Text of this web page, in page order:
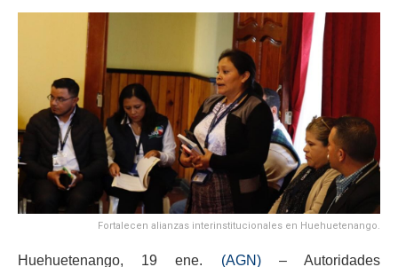
Fortalecen alianzas interinstitucionales en Huehuetenango.
Huehuetenango, 19 ene. (AGN)– Autoridades